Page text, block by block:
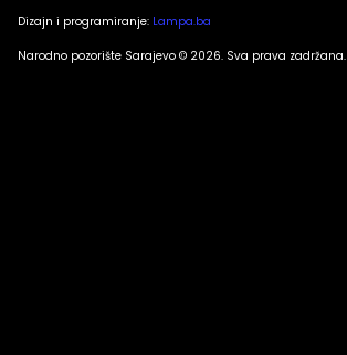
Dizajn i programiranje: Lampa.ba
Narodno pozorište Sarajevo © 2026. Sva prava zadržana.